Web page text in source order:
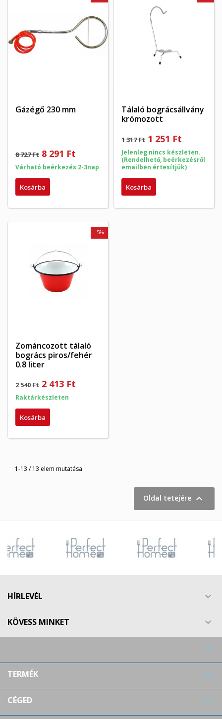
Gázégő 230 mm
8 727 Ft 8 291 Ft
Várható beérkezés 2-3nap
Kosárba
Tálaló bográcsállvány
krómozott
1 317 Ft 1 251 Ft
Jelenleg nincs készleten.
(Rendelhető, beérkezésről
emailben értesítjük)
Kosárba
Zománcozott tálaló
bogrács piros/fehér
0.8 liter
2 540 Ft
-5%
2 413 Ft
Raktárkészleten
Kosárba
1-13 / 13 elem mutatása
Oldal tetejére 
HÍRLEVÉL 
KÖVESS MINKET 

TERMÉK 
CÉGED 